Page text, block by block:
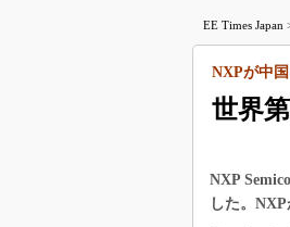
EE Times Japan
世界
NXPが中
NXP
した。